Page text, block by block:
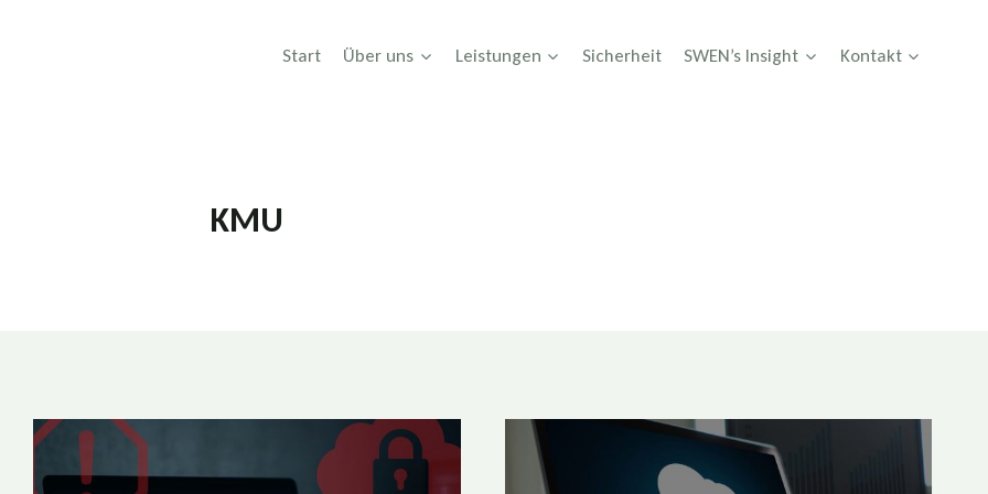
Start Über uns Leistungen Sicherheit SWEN’s Insight Kontakt
KMU